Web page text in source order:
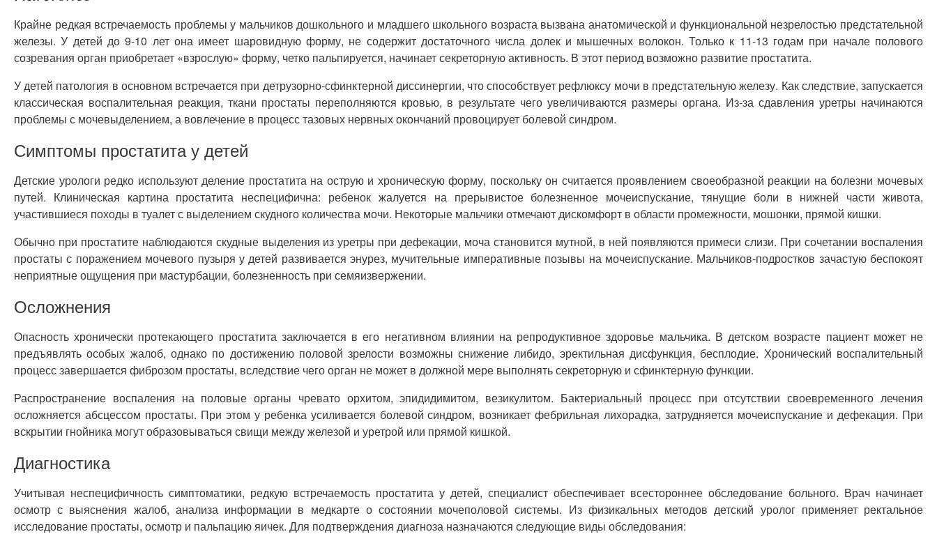
Крайне редкая встречаемость проблемы у мальчиков дошкольного и младшего школьного возраста вызвана анатомической и функциональной незрелостью предстательной
железы. У детей до 9-10 лет она имеет шаровидную форму, не содержит достаточного числа долек и мышечных волокон. Только к 11-13 годам при начале полового
созревания орган приобретает «взрослую» форму, четко пальпируется, начинает секреторную активность. В этот период возможно развитие простатита.
У детей патология в основном встречается при детрузорно-сфинктерной диссинергии, что способствует рефлюксу мочи в предстательную железу. Как следствие, запускается
классическая воспалительная реакция, ткани простаты переполняются кровью, в результате чего увеличиваются размеры органа. Из-за сдавления уретры начинаются
проблемы с мочевыделением, а вовлечение в процесс тазовых нервных окончаний провоцирует болевой синдром.
Симптомы простатита у детей
Детские урологи редко используют деление простатита на острую и хроническую форму, поскольку он считается проявлением своеобразной реакции на болезни мочевых
путей. Клиническая картина простатита неспецифична: ребенок жалуется на прерывистое болезненное мочеиспускание, тянущие боли в нижней части живота,
участившиеся походы в туалет с выделением скудного количества мочи. Некоторые мальчики отмечают дискомфорт в области промежности, мошонки, прямой кишки.
Обычно при простатите наблюдаются скудные выделения из уретры при дефекации, моча становится мутной, в ней появляются примеси слизи. При сочетании воспаления
простаты с поражением мочевого пузыря у детей развивается энурез, мучительные императивные позывы на мочеиспускание. Мальчиков-подростков зачастую беспокоят
неприятные ощущения при мастурбации, болезненность при семяизвержении.
Осложнения
Опасность хронически протекающего простатита заключается в его негативном влиянии на репродуктивное здоровье мальчика. В детском возрасте пациент может не
предъявлять особых жалоб, однако по достижению половой зрелости возможны снижение либидо, эректильная дисфункция, бесплодие. Хронический воспалительный
процесс завершается фиброзом простаты, вследствие чего орган не может в должной мере выполнять секреторную и сфинктерную функции.
Распространение воспаления на половые органы чревато орхитом, эпидидимитом, везикулитом. Бактериальный процесс при отсутствии своевременного лечения
осложняется абсцессом простаты. При этом у ребенка усиливается болевой синдром, возникает фебрильная лихорадка, затрудняется мочеиспускание и дефекация. При
вскрытии гнойника могут образовываться свищи между железой и уретрой или прямой кишкой.
Диагностика
Учитывая неспецифичность симптоматики, редкую встречаемость простатита у детей, специалист обеспечивает всестороннее обследование больного. Врач начинает
осмотр с выяснения жалоб, анализа информации в медкарте о состоянии мочеполовой системы. Из физикальных методов детский уролог применяет ректальное
исследование простаты, осмотр и пальпацию яичек. Для подтверждения диагноза назначаются следующие виды обследования: